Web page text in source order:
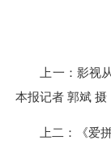
上一：影视从
本报记者 郭斌 摄
上二：《爱拼